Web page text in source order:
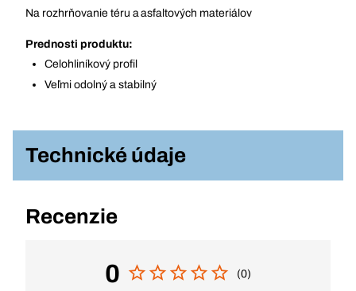
Na rozhrňovanie téru a asfaltových materiálov
Prednosti produktu:
Celohliníkový profil
Veľmi odolný a stabilný
Technické údaje
Recenzie
0 (0)